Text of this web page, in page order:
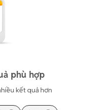
phù hợp
kết quả hơn